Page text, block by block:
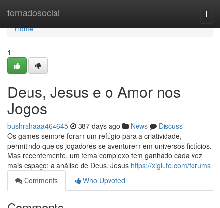
tornadosocial
Home
Home
1
Deus, Jesus e o Amor nos
Jogos
bushrahaaa464645 387 days ago News
Discuss
Os games sempre foram um refúgio para a criatividade,
permitindo que os jogadores se aventurem em universos fictícios.
Mas recentemente, um tema complexo tem ganhado cada vez
mais espaço: a análise de Deus, Jesus https://xiglute.com/forums
Comments
Who Upvoted